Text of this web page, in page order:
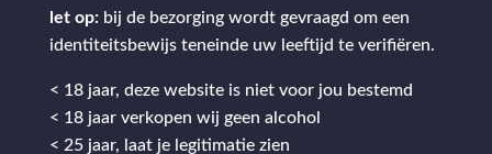
let op: bij de bezorging wordt gevraagd om een
identiteitsbewijs teneinde uw leeftijd te verifiëren.
< 18 jaar, deze website is niet voor jou bestemd
< 18 jaar verkopen wij geen alcohol
< 25 jaar, laat je legitimatie zien